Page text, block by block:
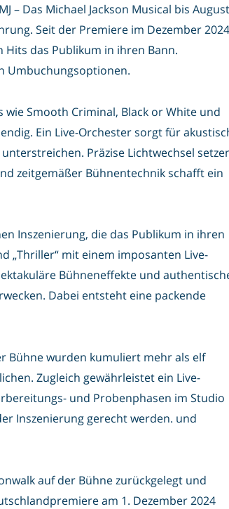
Das Michael Jackson Musical bis August
Seit der Premiere im Dezember 2024
das Publikum in ihren Bann.
Umbuchungsoptionen.
wie Smooth Criminal, Black or White und
Ein Live-Orchester sorgt für
Präzise Lichtwechsel
zeitgemäßer Bühnentechnik schafft ein
Inszenierung, die das Publikum in ihren
„Thriller“ mit einem imposanten Live-
Bühneneffekte und
Dabei entsteht eine packende
Bühne wurden kumuliert mehr als elf
Zugleich gewährleistet ein Live-
und Probenphasen im Studio
Inszenierung gerecht werden. und
auf der Bühne zurückgelegt und
am 1. Dezember 2024